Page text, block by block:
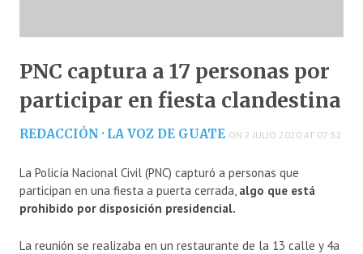
PNC captura a 17 personas por
participar en fiesta clandestina
REDACCIÓN · LA VOZ DE GUATE ON 2 JULIO 2020 AT 07:52
La Policía Nacional Civil (PNC) capturó a personas que
participan en una fiesta a puerta cerrada, algo que está
prohibido por disposición presidencial.
La reunión se realizaba en un restaurante de la 13 calle y 4a